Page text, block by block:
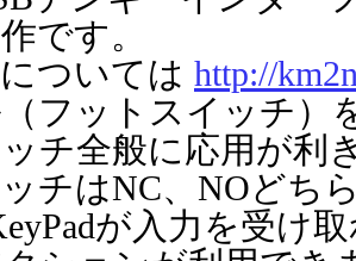
です。
ついては http://
（フットスイッチ）
チ全般に応用が利
チはNC、NOどち
が入力を受け